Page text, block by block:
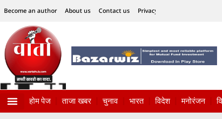
Become an author About us Contact us Privacy Policy
होम पेज ताजा खबर चुनाव भारत विदेश मनोरंजन